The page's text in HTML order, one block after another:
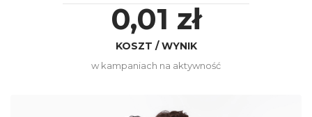
0,01 zł
KOSZT / WYNIK
w kampaniach na aktywność